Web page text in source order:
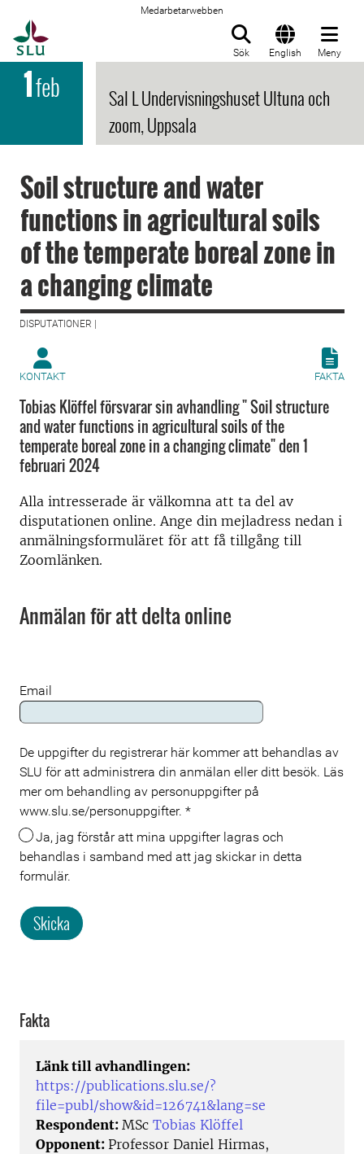
Medarbetarwebben
Sök English Meny
1feb
Sal L Undervisningshuset Ultuna och
zoom, Uppsala
Soil structure and water
functions in agricultural soils
of the temperate boreal zone in
a changing climate
DISPUTATIONER |
KONTAKT FAKTA
Tobias Klöffel försvarar sin avhandling " Soil structure
and water functions in agricultural soils of the
temperate boreal zone in a changing climate" den 1
februari 2024
Alla intresserade är välkomna att ta del av
disputationen online. Ange din mejladress nedan i
anmälningsformuläret för att få tillgång till
Zoomlänken.
Anmälan för att delta online
Email
Meta
De uppgifter du registrerar här kommer att behandlas av
SLU för att administrera din anmälan eller ditt besök. Läs
mer om behandling av personuppgifter på
www.slu.se/personuppgifter. *
Ja, jag förstår att mina uppgifter lagras och
behandlas i samband med att jag skickar in detta
formulär.
Skicka
Fakta
Länk till avhandlingen:
https://publications.slu.se/?
file=publ/show&id=126741&lang=se
Respondent: MSc Tobias Klöffel
Opponent: Professor Daniel Hirmas,